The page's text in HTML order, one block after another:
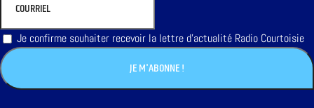
Je confirme souhaiter recevoir la lettre d'actualité Radio Courtoisie